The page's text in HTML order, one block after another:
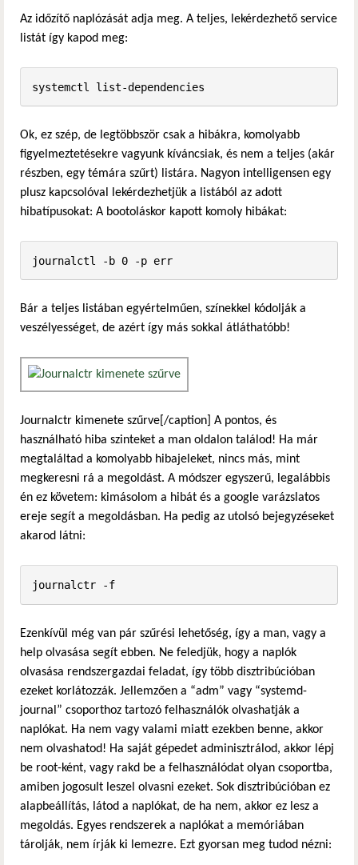
Az időzítő naplózását adja meg. A teljes, lekérdezhető service
listát így kapod meg:
systemctl list-dependencies
Ok, ez szép, de legtöbbször csak a hibákra, komolyabb
figyelmeztetésekre vagyunk kíváncsiak, és nem a teljes (akár
részben, egy témára szűrt) listára. Nagyon intelligensen egy
plusz kapcsolóval lekérdezhetjük a listából az adott
hibatípusokat: A bootoláskor kapott komoly hibákat:
journalctl -b 0 -p err
Bár a teljes listában egyértelműen, színekkel kódolják a
veszélyességet, de azért így más sokkal átláthatóbb!
Journalctr kimenete szűrve[/caption] A pontos, és
használható hiba szinteket a man oldalon találod! Ha már
megtaláltad a komolyabb hibajeleket, nincs más, mint
megkeresni rá a megoldást. A módszer egyszerű, legalábbis
én ez követem: kimásolom a hibát és a google varázslatos
ereje segít a megoldásban. Ha pedig az utolsó bejegyzéseket
akarod látni:
journalctr -f
Ezenkívül még van pár szűrési lehetőség, így a man, vagy a
help olvasása segít ebben. Ne feledjük, hogy a naplók
olvasása rendszergazdai feladat, így több disztribúcióban
ezeket korlátozzák. Jellemzően a “adm” vagy “systemd-
journal” csoporthoz tartozó felhasználók olvashatják a
naplókat. Ha nem vagy valami miatt ezekben benne, akkor
nem olvashatod! Ha saját gépedet adminisztrálod, akkor lépj
be root-ként, vagy rakd be a felhasználódat olyan csoportba,
amiben jogosult leszel olvasni ezeket. Sok disztribúcióban ez
alapbeállítás, látod a naplókat, de ha nem, akkor ez lesz a
megoldás. Egyes rendszerek a naplókat a memóriában
tárolják, nem írják ki lemezre. Ezt gyorsan meg tudod nézni: